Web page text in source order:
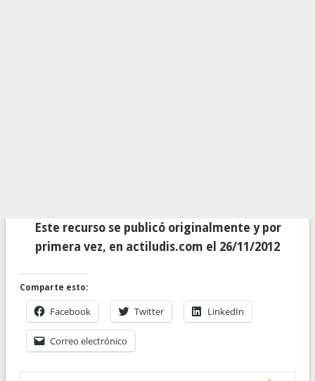
Este recurso se publicó originalmente y por
primera vez, en actiludis.com el 26/11/2012
Comparte esto:
Facebook Twitter LinkedIn
Correo electrónico